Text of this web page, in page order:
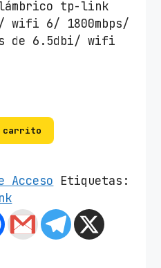
tp-link
wifi 6/ 1800mbps/
de 6.5dbi/ wifi
carrito
Acceso Etiquetas: